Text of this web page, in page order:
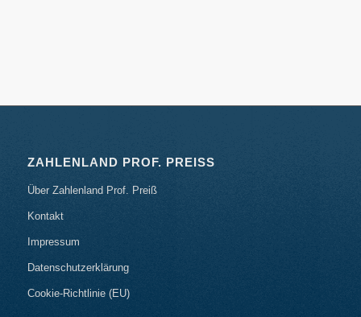
ZAHLENLAND PROF. PREISS
Über Zahlenland Prof. Preiß
Kontakt
Impressum
Datenschutzerklärung
Cookie-Richtlinie (EU)